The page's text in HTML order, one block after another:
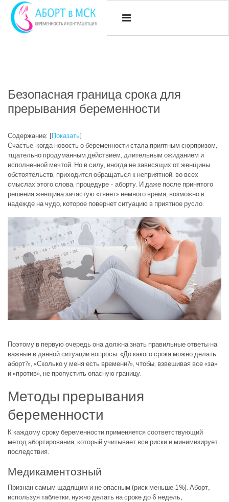
Безопасная граница срока для
прерывания беременности
Содержание: [Показать]
Счастье, когда новость о беременности стала приятным сюрпризом,
тщательно продуманным действием, длительным ожиданием и
исполненной мечтой. Но в силу, иногда не зависящих от женщины
обстоятельств, приходится обращаться к неприятной, во всех
смыслах этого слова, процедуре - аборту. И даже после принятого
решения женщина зачастую «тянет» немного время, возможно в
надежде на чудо, которое повернет ситуацию в приятное русло.
Поэтому в первую очередь она должна знать правильные ответы на
важные в данной ситуации вопросы: «До какого срока можно делать
аборт?», «Сколько у меня есть времени?», чтобы, взвешивая все «за»
и «против», не пропустить опасную границу.
Методы прерывания
беременности
К каждому сроку беременности применяется соответствующий
метод абортирования, который учитывает все риски и минимизирует
последствия.
Медикаментозный
Признан самым щадящим и не опасным (риск меньше 1%). Аборт,
используя таблетки, нужно делать на сроке до 6 недель,